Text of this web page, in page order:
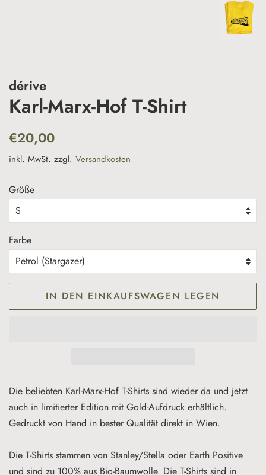
dérive
Karl-Marx-Hof T-Shirt
Normaler
€20,00
inkl. MwSt. zzgl. Versandkosten
Größe
Farbe
IN DEN EINKAUFSWAGEN LEGEN
Die beliebten Karl-Marx-Hof T-Shirts sind wieder da und jetzt
auch in limitierter Edition mit Gold-Aufdruck erhältlich.
Gedruckt von Hand in bester Qualität direkt in Wien.
Die T-Shirts stammen von Stanley/Stella oder Earth Positive
und sind zu 100% aus Bio-Baumwolle. Die T-Shirts sind in